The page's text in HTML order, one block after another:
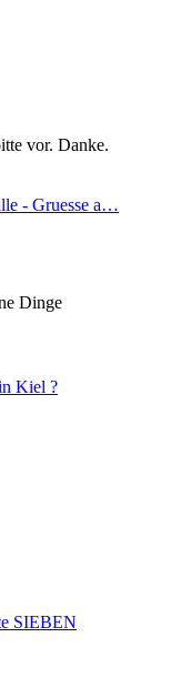
vor. Danke.
- Gruesse a…
Dinge
Kiel ?
SIEBEN